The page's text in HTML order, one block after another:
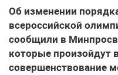
Об изменении
всероссийской
сообщили в
которые произойдут
совершенствование